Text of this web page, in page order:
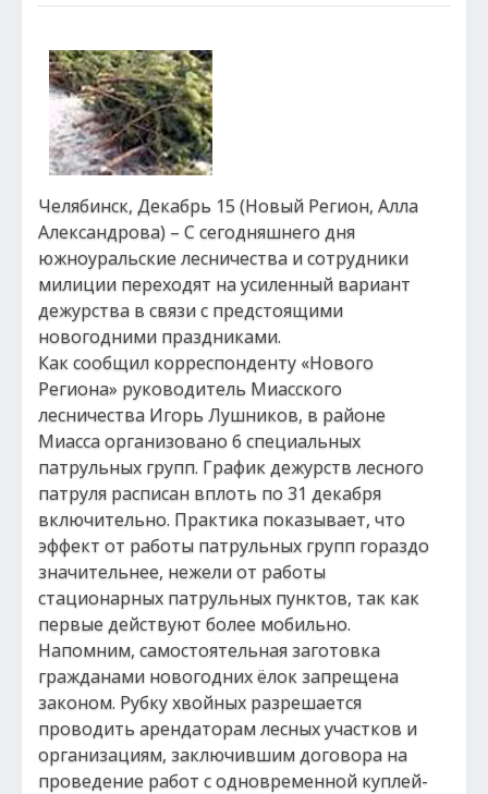
Челябинск, Декабрь 15 (Новый Регион, Алла
Александрова) – С сегодняшнего дня
южноуральские лесничества и сотрудники
милиции переходят на усиленный вариант
дежурства в связи с предстоящими
новогодними праздниками.
Как сообщил корреспонденту «Нового
Региона» руководитель Миасского
лесничества Игорь Лушников, в районе
Миасса организовано 6 специальных
патрульных групп. График дежурств лесного
патруля расписан вплоть по 31 декабря
включительно. Практика показывает, что
эффект от работы патрульных групп гораздо
значительнее, нежели от работы
стационарных патрульных пунктов, так как
первые действуют более мобильно.
Напомним, самостоятельная заготовка
гражданами новогодних ёлок запрещена
законом. Рубку хвойных разрешается
проводить арендаторам лесных участков и
организациям, заключившим договора на
проведение работ с одновременной куплей-